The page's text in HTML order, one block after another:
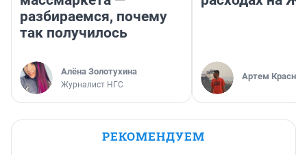
разбираемся, почему
так получилось
Алёна Золотухина
Журналист НГС
Артем Краснов
РЕКОМЕНДУЕМ